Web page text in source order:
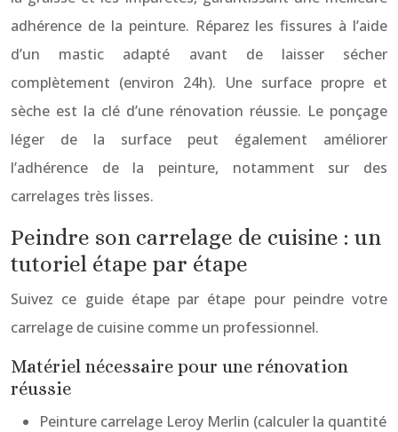
adhérence de la peinture. Réparez les fissures à l’aide
d’un mastic adapté avant de laisser sécher
complètement (environ 24h). Une surface propre et
sèche est la clé d’une rénovation réussie. Le ponçage
léger de la surface peut également améliorer
l’adhérence de la peinture, notamment sur des
carrelages très lisses.
Peindre son carrelage de cuisine : un
tutoriel étape par étape
Suivez ce guide étape par étape pour peindre votre
carrelage de cuisine comme un professionnel.
Matériel nécessaire pour une rénovation
réussie
Peinture carrelage Leroy Merlin (calculer la quantité